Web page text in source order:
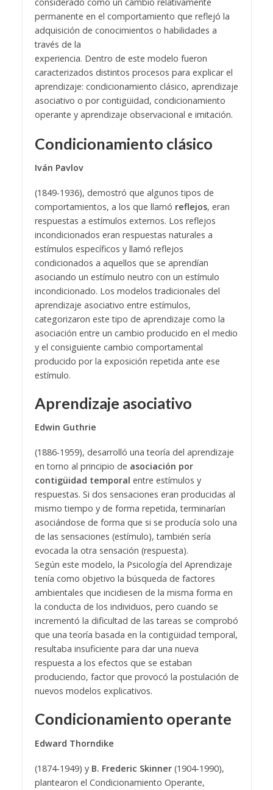
permanente en el comportamiento que reflejó la
adquisición de conocimientos o habilidades a
través de la
experiencia. Dentro de este modelo fueron
caracterizados distintos procesos para explicar el
aprendizaje: condicionamiento clásico, aprendizaje
asociativo o por contigüidad, condicionamiento
operante y aprendizaje observacional e imitación.
Condicionamiento clásico
Iván Pavlov
(1849-1936), demostró que algunos tipos de
comportamientos, a los que llamó reflejos, eran
respuestas a estímulos externos. Los reflejos
incondicionados eran respuestas naturales a
estímulos específicos y llamó reflejos
condicionados a aquellos que se aprendían
asociando un estímulo neutro con un estímulo
incondicionado. Los modelos tradicionales del
aprendizaje asociativo entre estímulos,
categorizaron este tipo de aprendizaje como la
asociación entre un cambio producido en el medio
y el consiguiente cambio comportamental
producido por la exposición repetida ante ese
estímulo.
Aprendizaje asociativo
Edwin Guthrie
(1886-1959), desarrolló una teoría del aprendizaje
en torno al principio de asociación por
contigüidad temporal entre estímulos y
respuestas. Si dos sensaciones eran producidas al
mismo tiempo y de forma repetida, terminarían
asociándose de forma que si se producía solo una
de las sensaciones (estímulo), también sería
evocada la otra sensación (respuesta).
Según este modelo, la Psicología del Aprendizaje
tenía como objetivo la búsqueda de factores
ambientales que incidiesen de la misma forma en
la conducta de los individuos, pero cuando se
incrementó la dificultad de las tareas se comprobó
que una teoría basada en la contigüidad temporal,
resultaba insuficiente para dar una nueva
respuesta a los efectos que se estaban
produciendo, factor que provocó la postulación de
nuevos modelos explicativos.
Condicionamiento operante
Edward Thorndike
(1874-1949) y B. Frederic Skinner(1904-1990),
plantearon el Condicionamiento Operante,